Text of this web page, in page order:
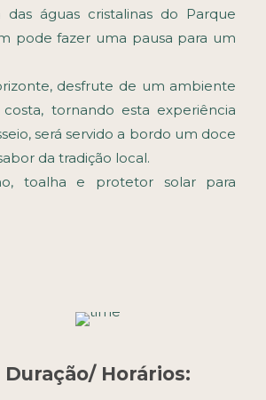
águas cristalinas do Parque
pode fazer uma pausa para um
desfrute de um ambiente
tornando esta experiência
será servido a bordo um doce
da tradição local.
toalha e protetor solar para
Duração/ Horários: